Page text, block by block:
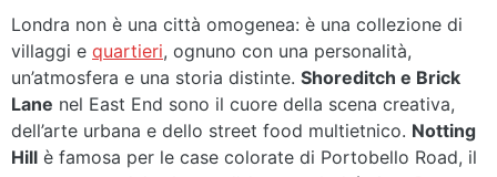
Londra non è una città omogenea: è una collezione di
villaggi e quartieri, ognuno con una personalità,
un’atmosfera e una storia distinte. Shoreditch e Brick
Lane nel East End sono il cuore della scena creativa,
dell’arte urbana e dello street food multietnico. Notting
Hill è famosa per le case colorate di Portobello Road, il